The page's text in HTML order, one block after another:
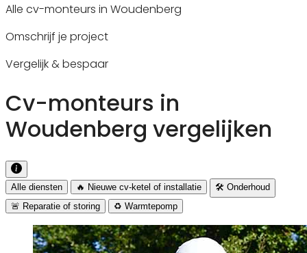
Alle cv-monteurs in Woudenberg
Omschrijf je project
Vergelijk & bespaar
Cv-monteurs in
Woudenberg vergelijken
Alle diensten 🔥 Nieuwe cv-ketel of installatie
🛠️ Onderhoud
🚨 Reparatie of storing
♻️ Warmtepomp